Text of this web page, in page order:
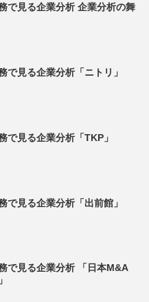
で見る企業分析 企業分析の舞
で見る企業分析「ニトリ」
で見る企業分析「TKP」
で見る企業分析「出前館」
で見る企業分析 「日本M&A